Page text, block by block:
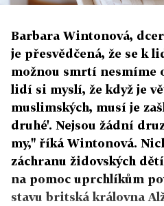
Barbara Wintonová,
je přesvědčená, že se k
možnou smrtí nesmíme
lidí si myslí, že když je
muslimských, musí je
druhé'. Nejsou žádní
my," říká Wintonová.
záchranu židovských
na pomoc uprchlíkům
stavu britská královna